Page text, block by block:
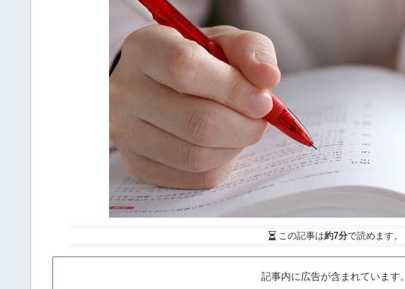
この記事は約7分で読めます。
記事内に広告が含まれています。